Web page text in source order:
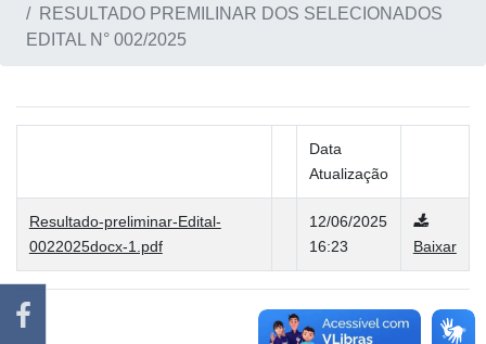
RESULTADO PREMILINAR DOS SELECIONADOS
EDITAL N° 002/2025
Data
Atualização
Resultado-preliminar-Edital-
0022025docx-1.pdf
12/06/2025
16:23
Baixar